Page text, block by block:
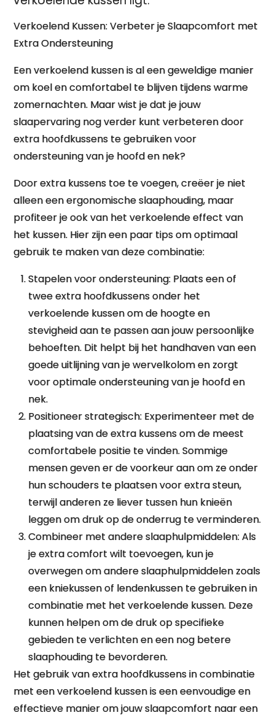
Verkoelend Kussen: Verbeter je Slaapcomfort met
Extra Ondersteuning
Een verkoelend kussen is al een geweldige manier
om koel en comfortabel te blijven tijdens warme
zomernachten. Maar wist je dat je jouw
slaapervaring nog verder kunt verbeteren door
extra hoofdkussens te gebruiken voor
ondersteuning van je hoofd en nek?
Door extra kussens toe te voegen, creëer je niet
alleen een ergonomische slaaphouding, maar
profiteer je ook van het verkoelende effect van
het kussen. Hier zijn een paar tips om optimaal
gebruik te maken van deze combinatie:
Stapelen voor ondersteuning: Plaats een of
twee extra hoofdkussens onder het
verkoelende kussen om de hoogte en
stevigheid aan te passen aan jouw persoonlijke
behoeften. Dit helpt bij het handhaven van een
goede uitlijning van je wervelkolom en zorgt
voor optimale ondersteuning van je hoofd en
nek.
Positioneer strategisch: Experimenteer met de
plaatsing van de extra kussens om de meest
comfortabele positie te vinden. Sommige
mensen geven er de voorkeur aan om ze onder
hun schouders te plaatsen voor extra steun,
terwijl anderen ze liever tussen hun knieën
leggen om druk op de onderrug te verminderen.
Combineer met andere slaaphulpmiddelen: Als
je extra comfort wilt toevoegen, kun je
overwegen om andere slaaphulpmiddelen zoals
een kniekussen of lendenkussen te gebruiken in
combinatie met het verkoelende kussen. Deze
kunnen helpen om de druk op specifieke
gebieden te verlichten en een nog betere
slaaphouding te bevorderen.
Het gebruik van extra hoofdkussens in combinatie
met een verkoelend kussen is een eenvoudige en
effectieve manier om jouw slaapcomfort naar een